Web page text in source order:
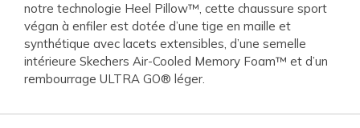
notre technologie Heel Pillow™, cette chaussure sport
végan à enfiler est dotée d’une tige en maille et
synthétique avec lacets extensibles, d’une semelle
intérieure Skechers Air-Cooled Memory Foam™ et d’un
rembourrage ULTRA GO® léger.